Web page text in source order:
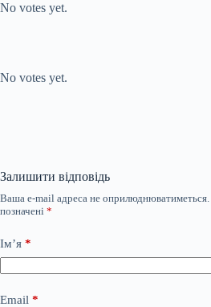
No votes yet.
No votes yet.
Залишити відповідь
Ваша e-mail адреса не оприлюднюватиметься.
позначені *
Ім’я *
Email *